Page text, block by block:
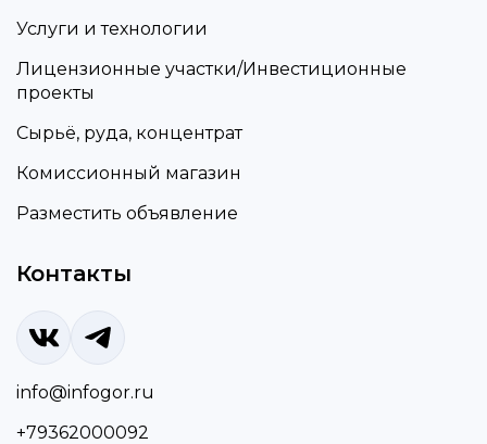
Услуги и технологии
Лицензионные участки/Инвестиционные
проекты
Сырьё, руда, концентрат
Комиссионный магазин
Разместить объявление
Контакты
info@infogor.ru
+79362000092